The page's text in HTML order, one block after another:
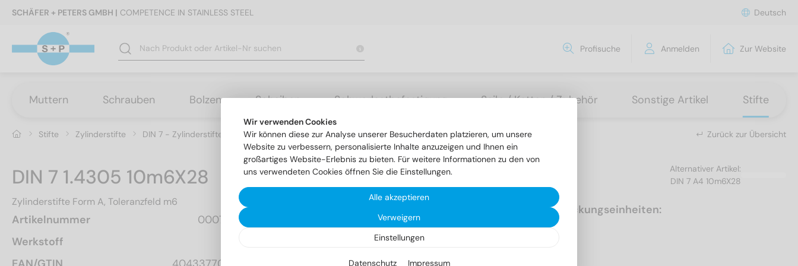
SCHÄFER + PETERS GMBH | COMPETENCE IN STAINLESS STEEL Deutsch
Profisuche Anmelden Zur Website
Muttern Schrauben Bolzen Scheiben Schwerlastbefestigung Seile / Ketten / Zubehör Sonstige Artikel Stifte
Stifte Zylinderstifte DIN 7 - Zylinderstifte Form A, Toleranzfeld m6 DIN 7 1.4305 10m6X28 Zurück zur Übersicht
DIN 7 1.4305 10m6X28
Zylinderstifte Form A, Toleranzfeld m6
Artikelnummer
0007210 28
Werkstoff
Alternativer Artikel:
DIN 7 A4 10m6X28
Verpackungseinheiten:
Wir verwenden Cookies
Wir können diese zur Analyse unserer Besucherdaten platzieren, um unsere
Website zu verbessern, personalisierte Inhalte anzuzeigen und Ihnen ein
großartiges Website-Erlebnis zu bieten. Für weitere Informationen zu den von
uns verwendeten Cookies öffnen Sie die Einstellungen.
Alle akzeptieren
Verweigern
Einstellungen
Datenschutz Impressum